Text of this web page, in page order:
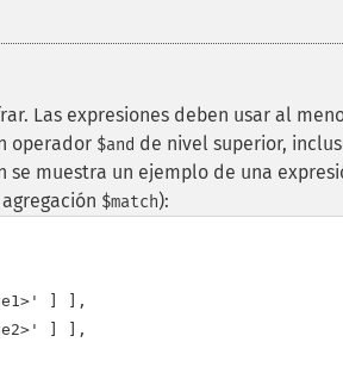
Las expresiones deben usar al
operador $and de nivel superior,
se muestra un ejemplo de una
$match):
] ],
] ],